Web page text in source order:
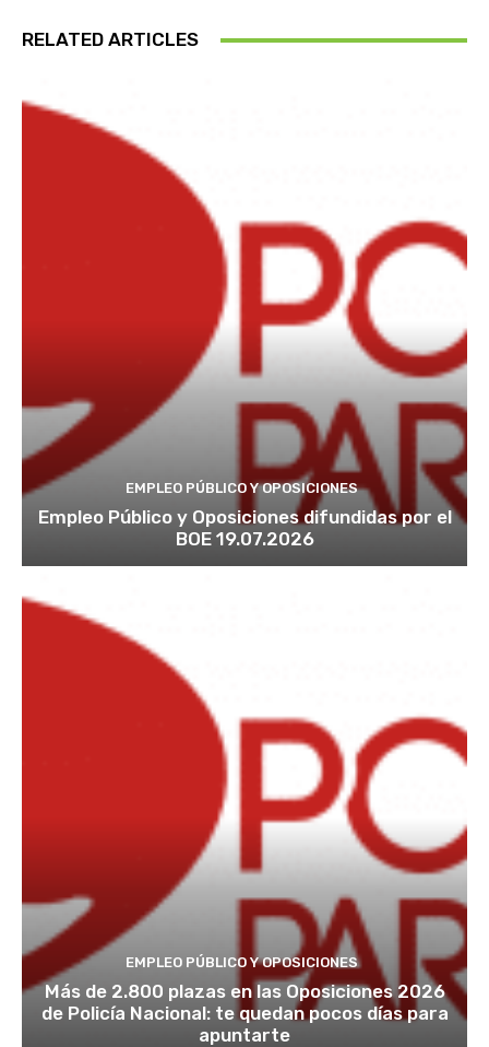
RELATED ARTICLES
EMPLEO PÚBLICO Y OPOSICIONES
Empleo Público y Oposiciones difundidas por el
BOE 19.07.2026
EMPLEO PÚBLICO Y OPOSICIONES
Más de 2.800 plazas en las Oposiciones 2026
de Policía Nacional: te quedan pocos días para
apuntarte